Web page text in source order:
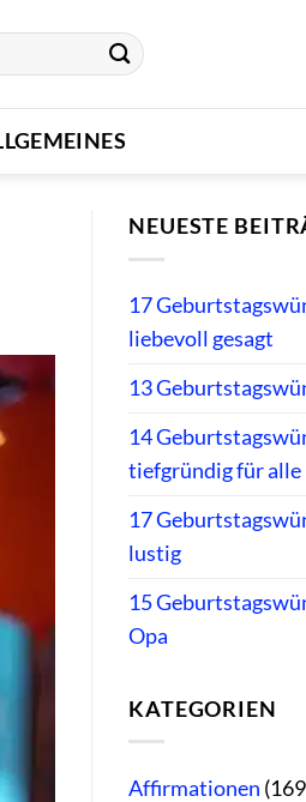
NEUESTE
17
liebevoll gesagt
13
14
tiefgründig für alle
17
lustig
15
Opa
KATEGORIEN
Affirmationen